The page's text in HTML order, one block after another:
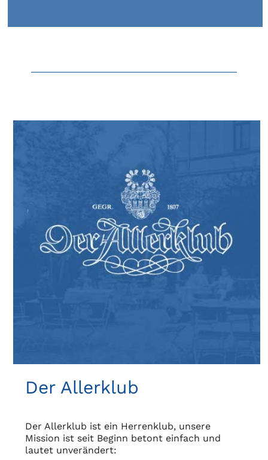
Der Allerklub
Der Allerklub ist ein Herrenklub, unsere
Mission ist seit Beginn betont einfach und
lautet unverändert: